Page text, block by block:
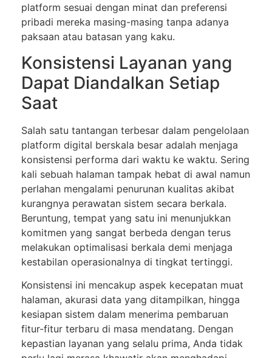
platform sesuai dengan minat dan preferensi
pribadi mereka masing-masing tanpa adanya
paksaan atau batasan yang kaku.
Konsistensi Layanan yang
Dapat Diandalkan Setiap
Saat
Salah satu tantangan terbesar dalam pengelolaan
platform digital berskala besar adalah menjaga
konsistensi performa dari waktu ke waktu. Sering
kali sebuah halaman tampak hebat di awal namun
perlahan mengalami penurunan kualitas akibat
kurangnya perawatan sistem secara berkala.
Beruntung, tempat yang satu ini menunjukkan
komitmen yang sangat berbeda dengan terus
melakukan optimalisasi berkala demi menjaga
kestabilan operasionalnya di tingkat tertinggi.
Konsistensi ini mencakup aspek kecepatan muat
halaman, akurasi data yang ditampilkan, hingga
kesiapan sistem dalam menerima pembaruan
fitur-fitur terbaru di masa mendatang. Dengan
kepastian layanan yang selalu prima, Anda tidak